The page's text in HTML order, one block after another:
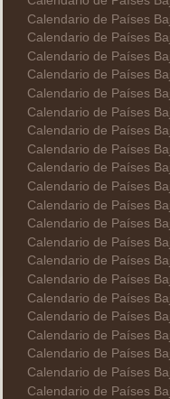
Calendario de Países
Calendario de Países
Calendario de Países
Calendario de Países
Calendario de Países
Calendario de Países
Calendario de Países
Calendario de Países
Calendario de Países
Calendario de Países
Calendario de Países
Calendario de Países
Calendario de Países
Calendario de Países
Calendario de Países
Calendario de Países
Calendario de Países
Calendario de Países
Calendario de Países
Calendario de Países
Calendario de Países